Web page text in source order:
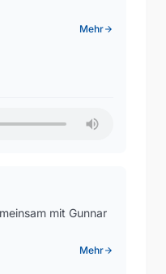
Mehrarrow_forward
mit Gunnar
Mehrarrow_forward